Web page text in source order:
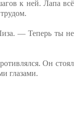
к ней. Лапа всё
— Теперь ты не
Он стоял
глазами.